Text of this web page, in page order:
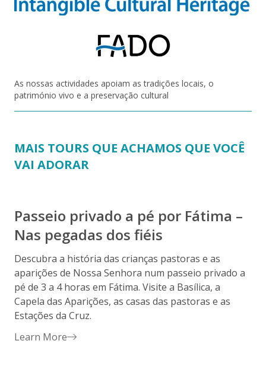
As nossas actividades apoiam as tradições locais, o
património vivo e a preservação cultural
MAIS TOURS QUE ACHAMOS QUE VOCÊ
VAI ADORAR
Passeio privado a pé por Fátima –
Nas pegadas dos fiéis
Descubra a história das crianças pastoras e as
aparições de Nossa Senhora num passeio privado a
pé de 3 a 4 horas em Fátima. Visite a Basílica, a
Capela das Aparições, as casas das pastoras e as
Estações da Cruz.
Learn More